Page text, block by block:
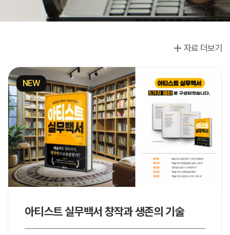
자료 더보기
NEW
아티스트 실무백서 창작과 생존의 기술